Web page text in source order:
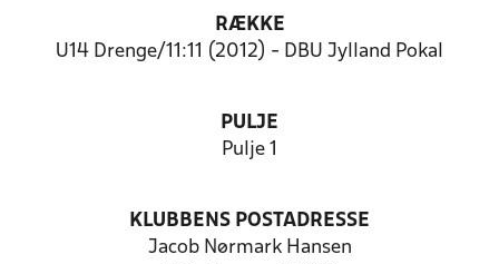
RÆKKE
U14 Drenge/11:11 (2012) - DBU Jylland Pokal
PULJE
Pulje 1
KLUBBENS POSTADRESSE
Jacob Nørmark Hansen